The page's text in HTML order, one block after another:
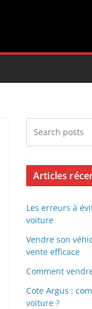
Articles
Les erreurs à
voiture
Vendre son
vente efficace
Comment
Cote Argus :
voiture ?